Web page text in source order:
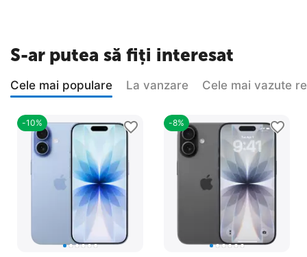
S-ar putea să fiți interesat
Cele mai populare La vanzare Cele mai vazute
-10% -8%